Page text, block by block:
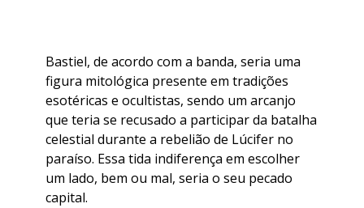
Bastiel, de acordo com a banda, seria uma
figura mitológica presente em tradições
esotéricas e ocultistas, sendo um arcanjo
que teria se recusado a participar da batalha
celestial durante a rebelião de Lúcifer no
paraíso. Essa tida indiferença em escolher
um lado, bem ou mal, seria o seu pecado
capital.